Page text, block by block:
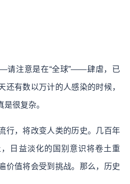
请注意是在“全球”——肆虐，已
还有数以万计的人感染的时候，
很复杂。
行，将改变人类的历史。几百年
日益淡化的国别意识将卷土重
价值将会受到挑战。那么，历史